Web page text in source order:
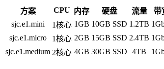
方案 CPU 内存 硬盘 流量 带
sjc.e1.mini
1核心 1GB 10GB SSD 1.2TB
sjc.e1.micro
1核心 2GB 15GB SSD 2.4TB
sjc.e1.medium 2核心 4GB 30GB SSD 4TB